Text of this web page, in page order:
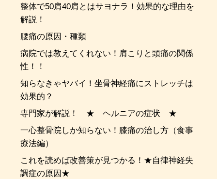
整体で50肩40肩とはサヨナラ！効果的な理由を
解説！
腰痛の原因・種類
病院では教えてくれない！肩こりと頭痛の関係
性！！
知らなきゃヤバイ！坐骨神経痛にストレッチは
効果的？
専門家が解説！ ★ ヘルニアの症状 ★
一心整骨院しか知らない！膝痛の治し方（食事
療法編）
これを読めば改善策が見つかる！★自律神経失
調症の原因★